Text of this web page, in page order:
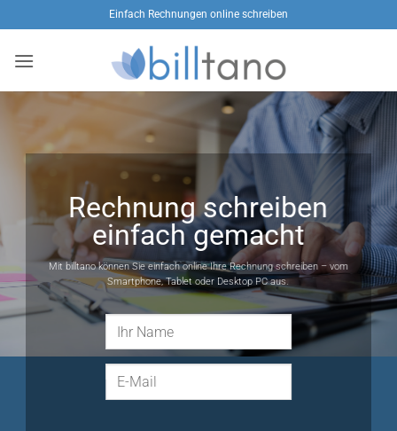
Inhalt
springen
Einfach Rechnungen online schreiben
Rechnung schreiben
einfach gemacht
Mit billtano können Sie einfach online Ihre Rechnung schreiben – vom
Smartphone, Tablet oder Desktop PC aus.